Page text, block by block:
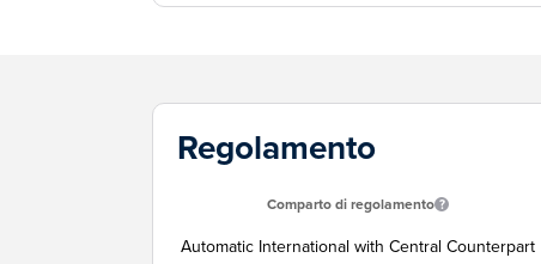
Regolamento
Comparto di regolamento
Automatic International with Central Counterpart